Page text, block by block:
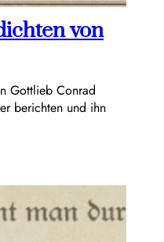
von
Gottlieb Conrad
berichten und ihn